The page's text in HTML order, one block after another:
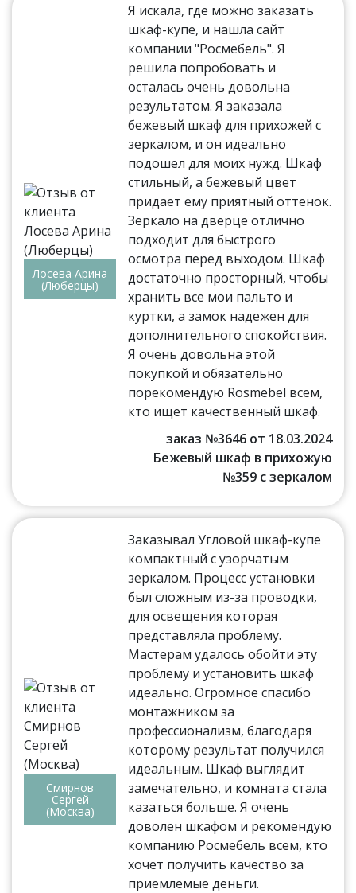
Лосева Арина
(Люберцы)
Я искала, где можно заказать
шкаф-купе, и нашла сайт
компании "Росмебель". Я
решила попробовать и
осталась очень довольна
результатом. Я заказала
бежевый шкаф для прихожей с
зеркалом, и он идеально
подошел для моих нужд. Шкаф
стильный, а бежевый цвет
придает ему приятный оттенок.
Зеркало на дверце отлично
подходит для быстрого
осмотра перед выходом. Шкаф
достаточно просторный, чтобы
хранить все мои пальто и
куртки, а замок надежен для
дополнительного спокойствия.
Я очень довольна этой
покупкой и обязательно
порекомендую Rosmebel всем,
кто ищет качественный шкаф.
заказ №3646 от 18.03.2024
Бежевый шкаф в прихожую
№359 с зеркалом
Смирнов
Сергей
(Москва)
Заказывал Угловой шкаф-купе
компактный с узорчатым
зеркалом. Процесс установки
был сложным из-за проводки,
для освещения которая
представляла проблему.
Мастерам удалось обойти эту
проблему и установить шкаф
идеально. Огромное спасибо
монтажником за
профессионализм, благодаря
которому результат получился
идеальным. Шкаф выглядит
замечательно, и комната стала
казаться больше. Я очень
доволен шкафом и рекомендую
компанию Росмебель всем, кто
хочет получить качество за
приемлемые деньги.